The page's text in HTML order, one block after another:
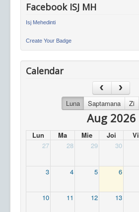
Facebook ISJ MH
Isj Mehedinti
Create Your Badge
Calendar
Luna Saptamana Zi
Aug 2026
Lun Ma Mie Joi Vi
27
28 29 30
3 4 5 6
10 11 12 13